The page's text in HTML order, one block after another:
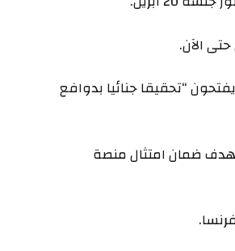
الآن.
“تحقيقا جنائيا بدوافع
ضمان امتثال منصة